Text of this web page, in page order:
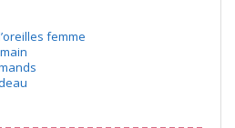
femme